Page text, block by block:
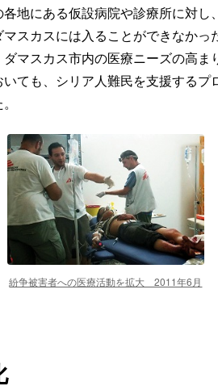
地にある仮設病院や診療所に対
スカスには入ることができなか
マスカス市内の医療ニーズの高ま
ても、シリア人難民を支援する
紛争被害者への医療活動を拡大 2011年6月